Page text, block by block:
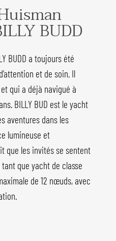
BUDD
BUDD a toujours été
et de soin. Il
et qui a déjà navigué à
BILLY BUD est le yacht
aventures dans les
lumineuse et
que les invités se sentent
tant que yacht de classe
de 12 nœuds, avec